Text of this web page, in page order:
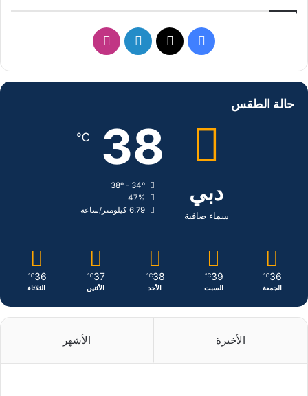
ي
X
ي
د
ن
ن
ا
حالة الطقس
دبي
سماء صافية
38
℃
38º - 34º
47%
6.79 كيلومتر/ساعة
36
℃
الجمعة
39
℃
السبت
38
℃
الأحد
37
℃
الأثنين
36
℃
الثلاثاء
الأخيرة الأشهر